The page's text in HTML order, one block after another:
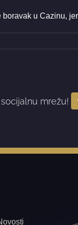
u Cazinu,
mrežu!